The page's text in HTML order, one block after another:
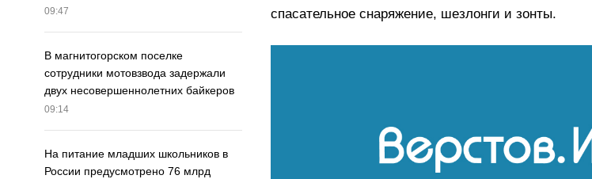
09:47
В магнитогорском поселке
сотрудники мотовзвода задержали
двух несовершеннолетних байкеров
09:14
На питание младших школьников в
России предусмотрено 76 млрд
спасательное снаряжение, шезлонги и зонты.